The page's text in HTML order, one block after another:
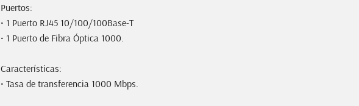
Puertos:
• 1 Puerto RJ45 10/100/100Base-T
• 1 Puerto de Fibra Óptica 1000.
Características:
• Tasa de transferencia 1000 Mbps.